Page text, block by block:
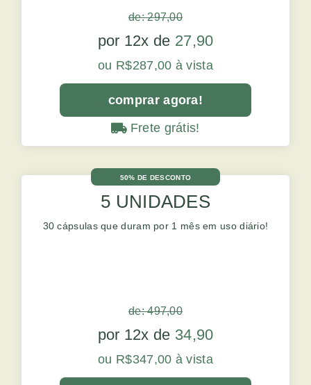
de: 297,00
por 12x de 27,90
ou R$287,00 à vista
comprar agora!
Frete grátis!
50% DE DESCONTO
5 UNIDADES
30 cápsulas que duram por 1 mês em uso diário!
de: 497,00
por 12x de 34,90
ou R$347,00 à vista